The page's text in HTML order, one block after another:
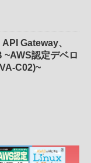
Gateway、
認定デベロ
C02)~